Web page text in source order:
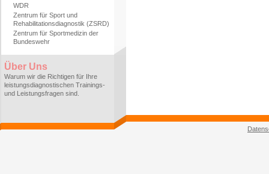
WDR
Zentrum für Sport und
Rehabilitationsdiagnostik (ZSRD)
Zentrum für Sportmedizin der
Bundeswehr
Über Uns
Warum wir die Richtigen für Ihre
leistungsdiagnostischen Trainings-
und Leistungsfragen sind.